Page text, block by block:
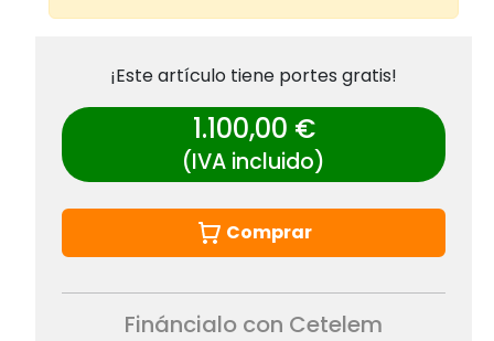
¡Este artículo tiene portes gratis!
1.100,00 €
(IVA incluido)
Comprar
Fináncialo con Cetelem